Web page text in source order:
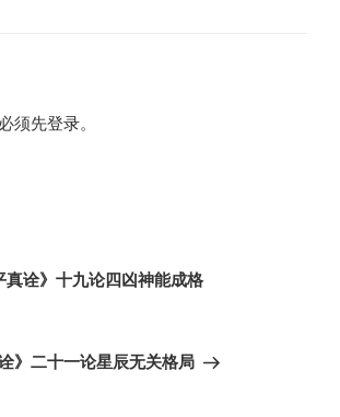
须先登录。
真诠》十九论四凶神能成格
》二十一论星辰无关格局